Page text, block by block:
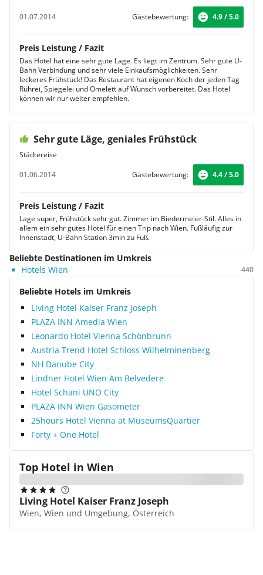
01.07.2014
Gästebewertung: 4.9 / 5.0
Preis Leistung / Fazit
Das Hotel hat eine sehr gute Lage. Es liegt im Zentrum. Sehr gute U-
Bahn Verbindung und sehr viele Einkaufsmöglichkeiten. Sehr
leckeres Frühstück! Das Restaurant hat eigenen Koch der jeden Tag
Rührei, Spiegelei und Omelett auf Wunsch vorbereitet. Das Hotel
können wir nur weiter empfehlen.
Sehr gute Läge, geniales Frühstück
Städtereise
01.06.2014
Gästebewertung: 4.4 / 5.0
Preis Leistung / Fazit
Lage super, Frühstück sehr gut. Zimmer im Biedermeier-Stil. Alles in
allem ein sehr gutes Hotel für einen Trip nach Wien. Fußläufig zur
Innenstadt, U-Bahn Station 3min zu Fuß.
Beliebte Destinationen im Umkreis
Hotels Wien
440
Beliebte Hotels im Umkreis
Living Hotel Kaiser Franz Joseph
PLAZA INN Amedia Wien
Leonardo Hotel Vienna Schönbrunn
Austria Trend Hotel Schloss Wilhelminenberg
NH Danube City
Lindner Hotel Wien Am Belvedere
Hotel Schani UNO City
PLAZA INN Wien Gasometer
25hours Hotel Vienna at MuseumsQuartier
Forty + One Hotel
Top Hotel in Wien
Living Hotel Kaiser Franz Joseph
Wien, Wien und Umgebung, Österreich